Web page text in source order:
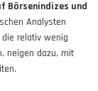
Börsenindizes und
Analysten
relativ wenig
neigen dazu, mit